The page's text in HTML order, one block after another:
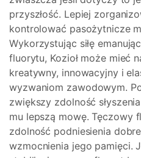
przyszłość. Lepiej
kontrolować pasożytnicze
Wykorzystując siłę
fluorytu, Kozioł może mieć
kreatywny, innowacyjny i
wyzwaniom zawodowym.
zwiększy zdolność
mu lepszą mowę. Tęczowy
zdolność podniesienia
wzmocnienia jego pamięci.